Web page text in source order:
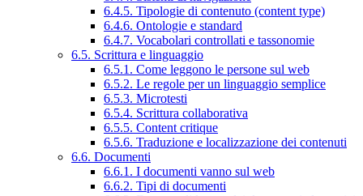
6.4.5. Tipologie di contenuto (content type)
6.4.6. Ontologie e standard
6.4.7. Vocabolari controllati e tassonomie
6.5. Scrittura e linguaggio
6.5.1. Come leggono le persone sul web
6.5.2. Le regole per un linguaggio semplice
6.5.3. Microtesti
6.5.4. Scrittura collaborativa
6.5.5. Content critique
6.5.6. Traduzione e localizzazione dei contenuti
6.6. Documenti
6.6.1. I documenti vanno sul web
6.6.2. Tipi di documenti